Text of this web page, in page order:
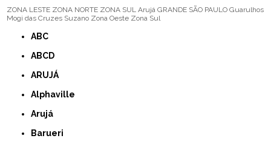
ZONA LESTE ZONA NORTE ZONA SUL Arujá GRANDE SÃO PAULO Guarulhos
Mogi das Cruzes Suzano Zona Oeste Zona Sul
ABC
ABCD
ARUJÁ
Alphaville
Arujá
Barueri